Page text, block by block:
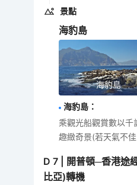
景點
海豹島
海豹島
海豹島 ：
乘觀光船觀賞數以
趣緻奇景(若天氣不
D7
開普頓─香港途
比亞)轉機